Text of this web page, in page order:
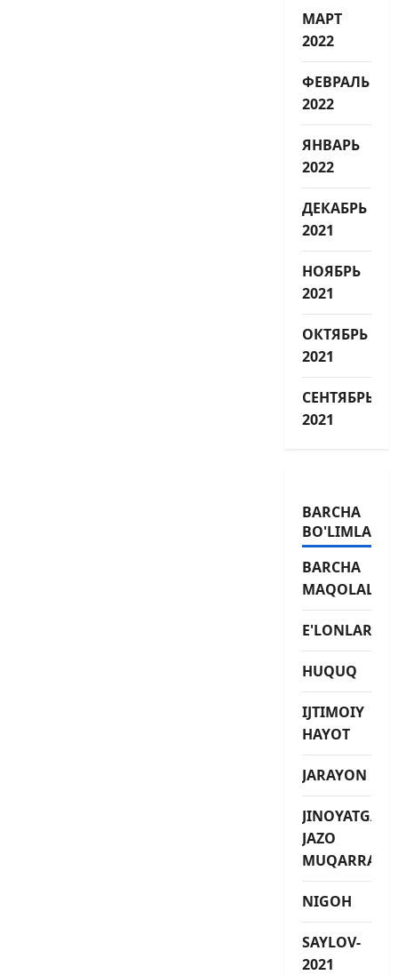
МАРТ
2022
ФЕВРАЛЬ
2022
ЯНВАРЬ
2022
ДЕКАБРЬ
2021
НОЯБРЬ
2021
ОКТЯБРЬ
2021
СЕНТЯБРЬ
2021
BARCHA
BO'LIMLAR
BARCHA
MAQOLALAR
E'LONLAR
HUQUQ
IJTIMOIY
HAYOT
JARAYON
JINOYATGA
JAZO
MUQARRAR
NIGOH
SAYLOV-
2021